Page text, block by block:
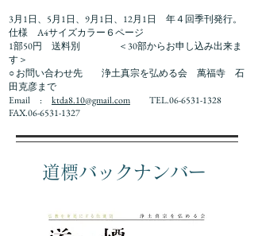
3月1日、5月1日、9月1日、12月1日 年４回季刊発行。
仕様 A4サイズカラー６ページ
1部50円 送料別 ＜30部からお申し込み出来ま
す＞
○ お問い合わせ先 浄土真宗を弘める会 萬福寺 石
田克彦まで
Email : ktda8.10@gmail.com TEL.06-6531-1328
FAX.06-6531-1327
​道標バックナンバー